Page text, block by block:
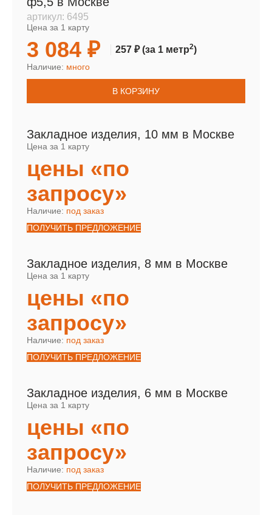
артикул: 6495
Цена за 1 карту
3 084 ₽ 257 ₽(за 1 метр2)
Наличие: много
В КОРЗИНУ
Закладное изделия, 10 мм в Москве
Цена за 1 карту
цены «по
запросу»
Наличие: под заказ
ПОЛУЧИТЬ ПРЕДЛОЖЕНИЕ
Закладное изделия, 8 мм в Москве
Цена за 1 карту
цены «по
запросу»
Наличие: под заказ
ПОЛУЧИТЬ ПРЕДЛОЖЕНИЕ
Закладное изделия, 6 мм в Москве
Цена за 1 карту
цены «по
запросу»
Наличие: под заказ
ПОЛУЧИТЬ ПРЕДЛОЖЕНИЕ